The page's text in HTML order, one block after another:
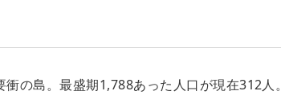
の島。最盛期1,788あった人口が現在312人。